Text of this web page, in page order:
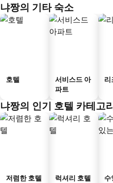
냐짱의 기타 숙소
호텔
서비스드 아
파트
리
냐짱의 인기 호텔 카테고
저렴한 호텔 럭셔리 호텔
수